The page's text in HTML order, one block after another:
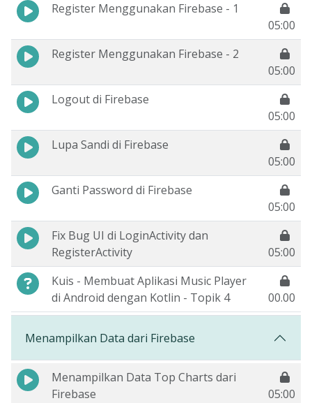
Register Menggunakan Firebase - 1
05:00
Register Menggunakan Firebase - 2
05:00
Logout di Firebase
05:00
Lupa Sandi di Firebase
05:00
Ganti Password di Firebase
05:00
Fix Bug UI di LoginActivity dan
RegisterActivity
05:00
Kuis - Membuat Aplikasi Music Player
di Android dengan Kotlin - Topik 4
00.00
Menampilkan Data dari Firebase
Menampilkan Data Top Charts dari
Firebase
05:00